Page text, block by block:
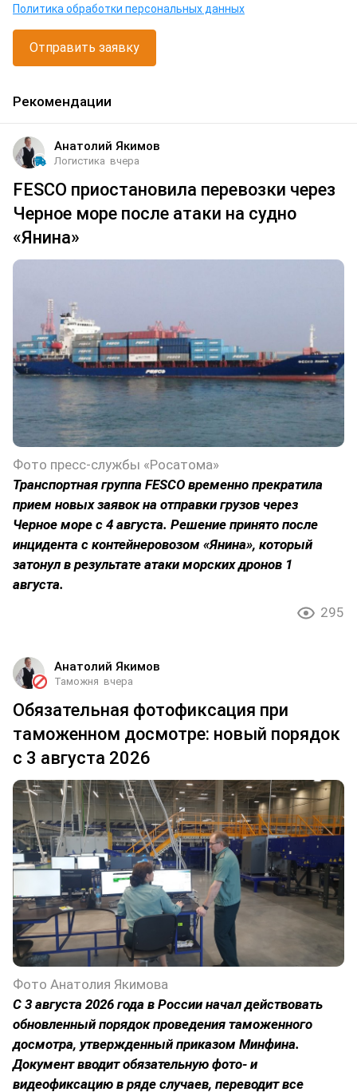
Политика обработки персональных данных
Отправить заявку
Рекомендации
Анатолий Якимов
Логистика вчера
FESCO приостановила перевозки через
Черное море после атаки на судно
«Янина»
Фото пресс-службы «Росатома»
Транспортная группа FESCO временно прекратила
прием новых заявок на отправки грузов через
Черное море с 4 августа. Решение принято после
инцидента с контейнеровозом «Янина», который
затонул в результате атаки морских дронов 1
августа.
295
Анатолий Якимов
Таможня вчера
Обязательная фотофиксация при
таможенном досмотре: новый порядок
с 3 августа 2026
Фото Анатолия Якимова
С 3 августа 2026 года в России начал действовать
обновленный порядок проведения таможенного
досмотра, утвержденный приказом Минфина.
Документ вводит обязательную фото- и
видеофиксацию в ряде случаев, переводит все